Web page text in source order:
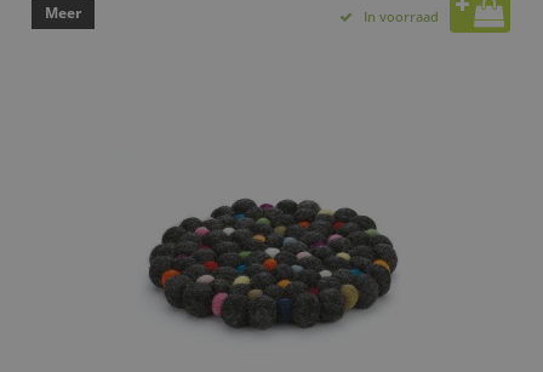
Meer In voorraad